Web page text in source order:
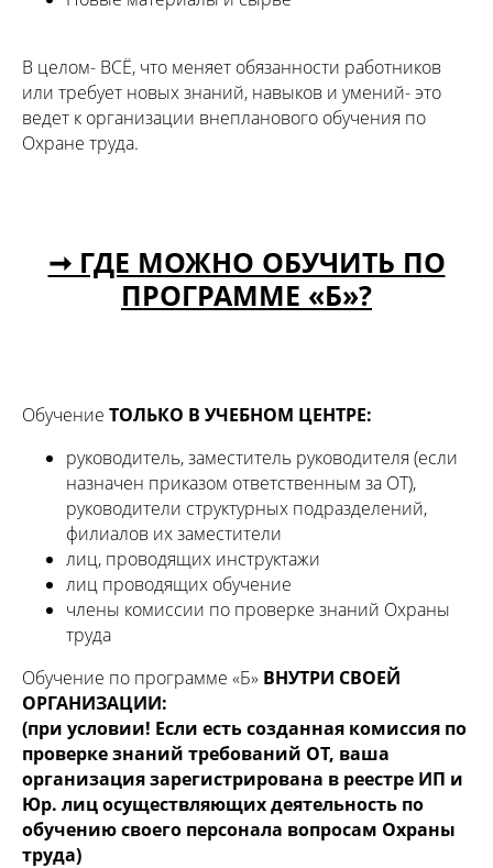
В целом- ВСЁ, что меняет обязанности работников
или требует новых знаний, навыков и умений- это
ведет к организации внепланового обучения по
Охране труда.
➞ ГДЕ МОЖНО ОБУЧИТЬ ПО
ПРОГРАММЕ «Б»?
Обучение ТОЛЬКО В УЧЕБНОМ ЦЕНТРЕ:
руководитель, заместитель руководителя (если
назначен приказом ответственным за ОТ),
руководители структурных подразделений,
филиалов их заместители
лиц, проводящих инструктажи
лиц проводящих обучение
члены комиссии по проверке знаний Охраны
труда
Обучение по программе «Б» ВНУТРИ СВОЕЙ
ОРГАНИЗАЦИИ:
(при условии! Если есть созданная комиссия по
проверке знаний требований ОТ, ваша
организация зарегистрирована в реестре ИП и
Юр. лиц осуществляющих деятельность по
обучению своего персонала вопросам Охраны
труда)